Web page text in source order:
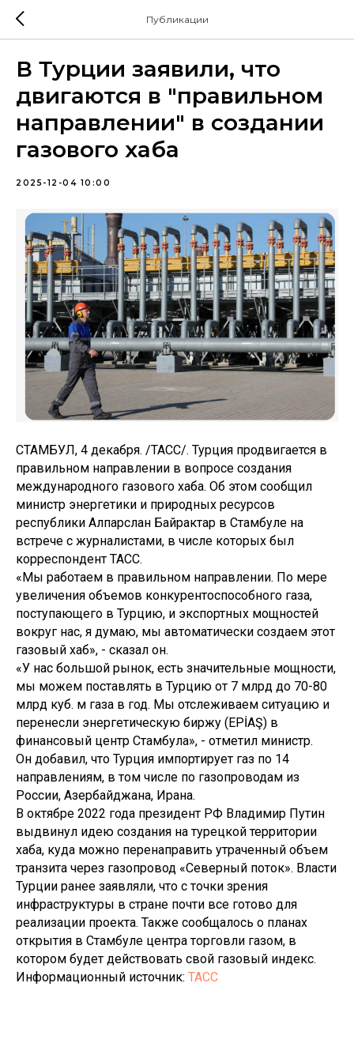
Публикации
В Турции заявили, что
двигаются в "правильном
направлении" в создании
газового хаба
2025-12-04 10:00
СТАМБУЛ, 4 декабря. /ТАСС/. Турция продвигается в
правильном направлении в вопросе создания
международного газового хаба. Об этом сообщил
министр энергетики и природных ресурсов
республики Алпарслан Байрактар в Стамбуле на
встрече с журналистами, в числе которых был
корреспондент ТАСС.
«Мы работаем в правильном направлении. По мере
увеличения объемов конкурентоспособного газа,
поступающего в Турцию, и экспортных мощностей
вокруг нас, я думаю, мы автоматически создаем этот
газовый хаб», - сказал он.
«У нас большой рынок, есть значительные мощности,
мы можем поставлять в Турцию от 7 млрд до 70-80
млрд куб. м газа в год. Мы отслеживаем ситуацию и
перенесли энергетическую биржу (EPİAŞ) в
финансовый центр Стамбула», - отметил министр.
Он добавил, что Турция импортирует газ по 14
направлениям, в том числе по газопроводам из
России, Азербайджана, Ирана.
В октябре 2022 года президент РФ Владимир Путин
выдвинул идею создания на турецкой территории
хаба, куда можно перенаправить утраченный объем
транзита через газопровод «Северный поток». Власти
Турции ранее заявляли, что с точки зрения
инфраструктуры в стране почти все готово для
реализации проекта. Также сообщалось о планах
открытия в Стамбуле центра торговли газом, в
котором будет действовать свой газовый индекс.
Информационный источник: ТАСС